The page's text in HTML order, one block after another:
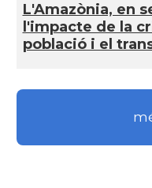
L'Amazònia, en
l'impacte de la
població i el